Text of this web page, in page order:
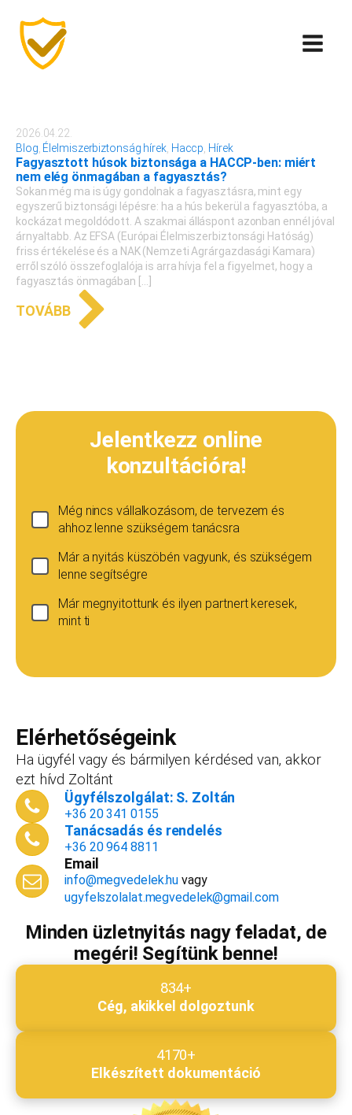
2026.04.22.
Blog Élelmiszerbiztonság hírek, Haccp Hírek
Fagyasztott húsok biztonsága a HACCP-ben: miért
nem elég önmagában a fagyasztás?
Sokan még ma is úgy gondolnak a fagyasztásra, mint egy
egyszerű biztonsági lépésre: ha a hús bekerül a fagyasztóba, a
kockázat megoldódott. A szakmai álláspont azonban ennél jóval
árnyaltabb. Az EFSA (Európai Élelmiszerbiztonsági Hatóság)
friss értékelése és a NAK (Nemzeti Agrárgazdasági Kamara)
erről szóló összefoglalója is arra hívja fel a figyelmet, hogy a
fagyasztás önmagában […]
TOVÁBB
Jelentkezz online
konzultációra!
Még nincs vállalkozásom, de tervezem és
ahhoz lenne szükségem tanácsra
Már a nyitás küszöbén vagyunk, és szükségem
lenne segítségre
Már megnyitottunk és ilyen partnert keresek,
mint ti
vállalkozást, ezt az összeget le tudjuk vonni a
dokumentációk, engedélyek árából így végül
is, ha nyitsz valamit, a konzultáció díjmentes.
Telefonszám
Email cím*
Megjegyzés*
Elérhetőségeink
Ha ügyfél vagy és bármilyen kérdésed van, akkor
ezt hívd Zoltánt
Ügyfélszolgálat: S. Zoltán
+36 20 341 0155
Tanácsadás és rendelés
+36 20 964 8811
Email
info@megvedelek.hu vagy
ugyfelszolalat.megvedelek@gmail.com
Minden üzletnyitás nagy feladat, de
megéri! Segítünk benne!
834+
Cég, akikkel dolgoztunk
4170+
Elkészített dokumentáció